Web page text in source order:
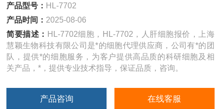
产品型号： HL-7702
产品时间： 2025-08-06
简要描述： HL-7702细胞，HL-7702，人肝细胞报价，上海
慧颖生物科技有限公司是*的细胞代理供应商，公司有*的团
队，提供*的细胞服务，为客户提供高品质的科研细胞及相
关产品，*，提供专业技术指导，保证品质，咨询。
产品咨询 在线客服